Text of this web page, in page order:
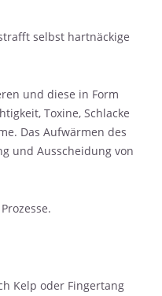
selbst hartnäckige
und diese in Form
Toxine, Schlacke
Das Aufwärmen des
und Ausscheidung von
Kelp oder Fingertang